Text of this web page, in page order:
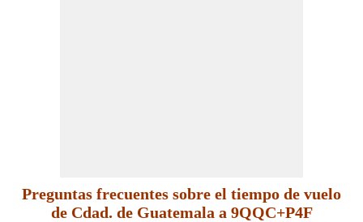
Preguntas frecuentes sobre el tiempo de vuelo
de Cdad. de Guatemala a 9QQC+P4F